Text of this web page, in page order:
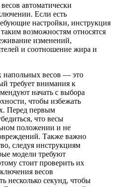
автоматически
Если есть
настройки, инструкция
возможностям относятся
изменений,
и соотношение жира и
напольных весов — это
требует внимания к
начать с выбора
чтобы избежать
Перед первым
что весы
положении и не
Также важно
следуя инструкциям
модели требуют
стоит проверить их
весов
несколько секунд, чтобы